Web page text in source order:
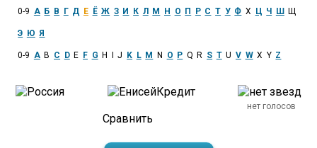
0-9 А Б В Г Д Е Ё Ж З И К Л М Н О П Р С Т У Ф Х Ц Ч Ш Щ
Э Ю Я
0-9 A B C D E F G H J K L M N O P Q R S T U V W X Y Z
нет голосов